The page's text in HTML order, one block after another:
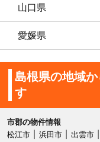
山口県
愛媛県
島根県の地域
す
市郡の物件情報
松江市
浜田市 出雲市